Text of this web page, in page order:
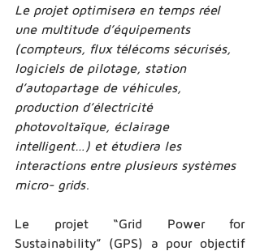
Le projet optimisera en temps réel
une multitude d’équipements
(compteurs, flux télécoms sécurisés,
logiciels de pilotage, station
d’autopartage de véhicules,
production d’électricité
photovoltaïque, éclairage
intelligent…) et étudiera les
interactions entre plusieurs systèmes
micro-­ grids.
Le projet “Grid Power for
Sustainability” (GPS) a pour objectif